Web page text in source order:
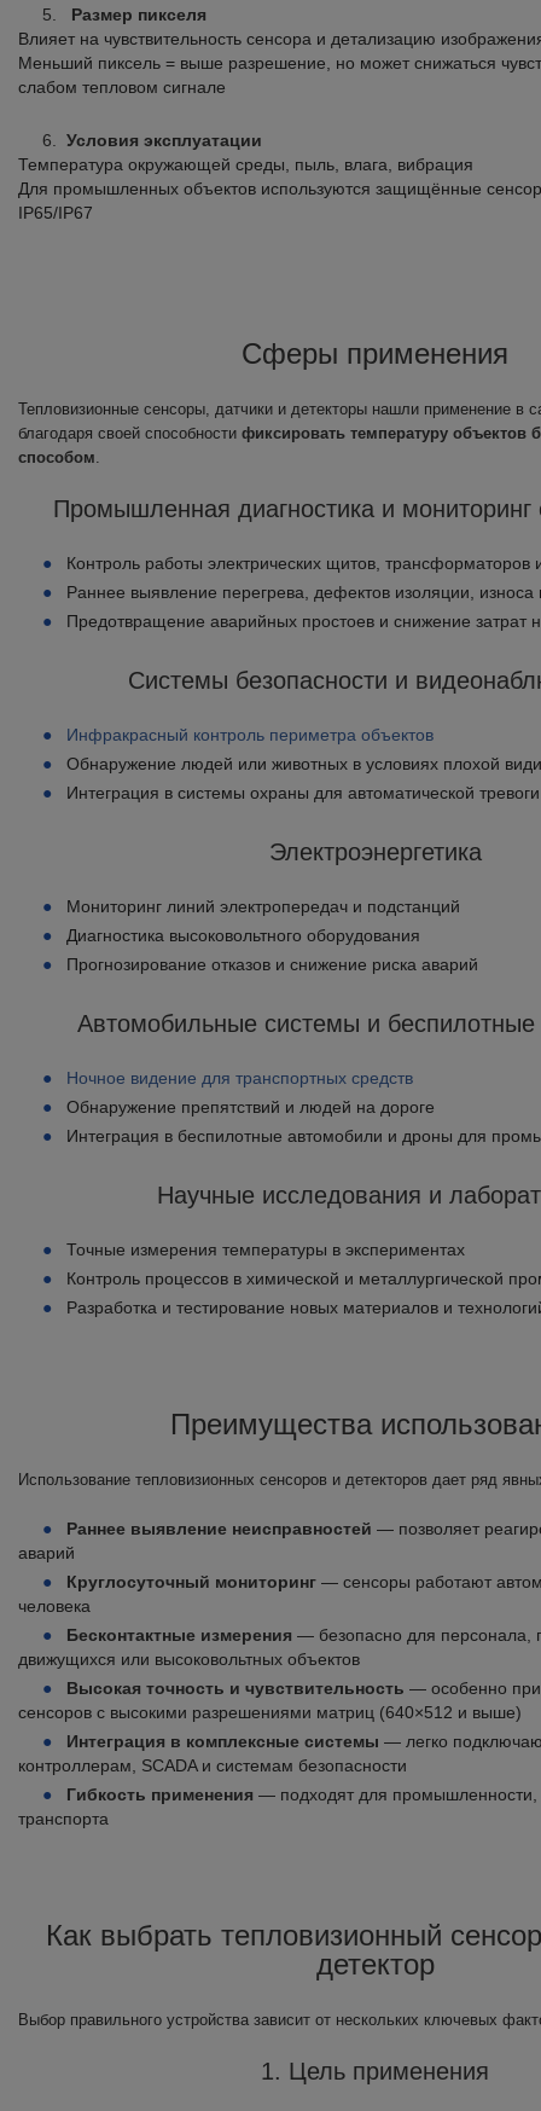
Размер пикселя
Влияет на чувствительность сенсора и детализацию
Меньший пиксель = выше разрешение, но может снижаться
слабом тепловом сигнале
Условия эксплуатации
Температура окружающей среды, пыль, влага, вибрация
Для промышленных объектов используются защищённые
IP65/IP67
Сферы применения
Тепловизионные сенсоры, датчики и детекторы нашли применение в
благодаря своей способности фиксировать температуру объектов
способом.
Промышленная диагностика и мониторинг
Контроль работы электрических щитов, трансформаторов
Раннее выявление перегрева, дефектов изоляции,
Предотвращение аварийных простоев и снижение затрат
Системы безопасности и
Инфракрасный контроль периметра объектов
Обнаружение людей или животных в условиях плохой
Интеграция в системы охраны для автоматической тревоги
Электроэнергетика
Мониторинг линий электропередач и подстанций
Диагностика высоковольтного оборудования
Прогнозирование отказов и снижение риска аварий
Автомобильные системы и
Ночное видение для транспортных средств
Обнаружение препятствий и людей на дороге
Интеграция в беспилотные автомобили и дроны для
Научные исследования и
Точные измерения температуры в экспериментах
Контроль процессов в химической и металлургической
Разработка и тестирование новых материалов и
Преимущества
Использование тепловизионных сенсоров и детекторов дает ряд
Раннее выявление неисправностей — позволяет
аварий
Круглосуточный мониторинг — сенсоры работают
человека
Бесконтактные измерения — безопасно для персонала,
движущихся или высоковольтных объектов
Высокая точность и чувствительность — особенно при
сенсоров с высокими разрешениями матриц (640×512 и выше)
Интеграция в комплексные системы — легко
контроллерам, SCADA и системам безопасности
Гибкость применения — подходят для промышленности,
транспорта
Как выбрать тепловизионный
детектор
Выбор правильного устройства зависит от нескольких ключевых
1. Цель применения